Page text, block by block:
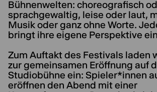
Bühnenwelten: choreografisch
sprachgewaltig, leise oder laut,
Musik oder ganz ohne Worte.
bringt ihre eigene Perspektive
Zum Auftakt des Festivals laden
zur gemeinsamen Eröffnung auf
Studiobühne ein: Spieler*innen
eröffnen den Abend mit einer